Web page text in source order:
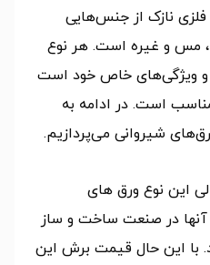
نازک از جنس‌هایی
مس و غیره است. هر نوع
و ویژگی‌های خاص خود است
است. در ادامه به
شیروانی می‌پردازیم.
این نوع ورق های
آنها در صنعت ساخت و ساز
با این حال قیمت برش این